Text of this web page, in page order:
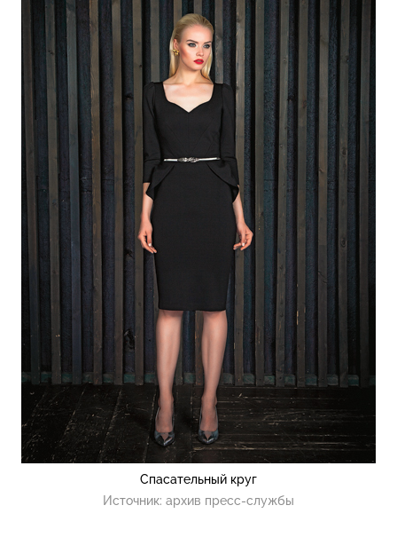
Спасательный круг
Источник: архив пресс-службы